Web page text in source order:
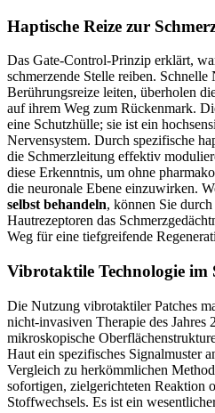
Haptische Reize zur
Das Gate-Control-Prinzip erklärt,
schmerzende Stelle reiben. Schnelle
Berührungsreize leiten, überholen
auf ihrem Weg zum Rückenmark.
eine Schutzhülle; sie ist ein
Nervensystem. Durch spezifische
die Schmerzleitung effektiv
diese Erkenntnis, um ohne
die neuronale Ebene einzuwirken.
selbst behandeln, können Sie
Hautrezeptoren das
Weg für eine tiefgreifende
Vibrotaktile Technologie im
Die Nutzung vibrotaktiler Patches
nicht-invasiven Therapie des Jahres
mikroskopische
Haut ein spezifisches Signalmuster
Vergleich zu herkömmlichen
sofortigen, zielgerichteten Reaktion
Stoffwechsels. Es ist ein